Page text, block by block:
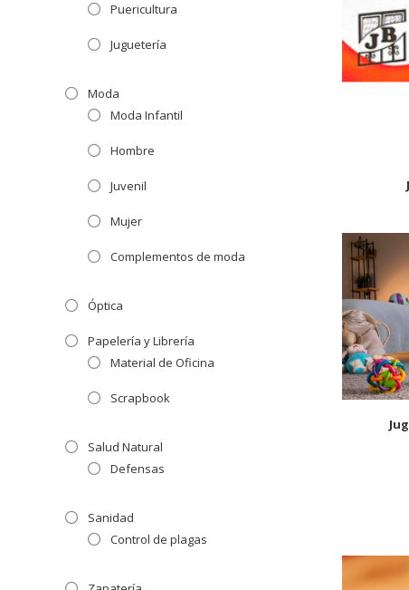
Puericultura
Juguetería
Moda
Moda Infantil
Hombre
Juvenil
Mujer
Complementos de moda
Óptica
Papelería y Librería
Material de Oficina
Scrapbook
Salud Natural
Defensas
Sanidad
Control de plagas